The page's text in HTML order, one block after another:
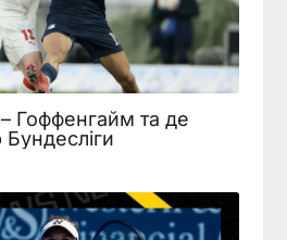
Гоффенгайм та де